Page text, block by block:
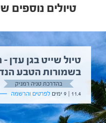
טיולים נוספים
טיול שייט בגן עדן
בשמורות הטבע
בהדרכת טניה רמניק
11.4 | 9 ימים
לפרטים והרשמה